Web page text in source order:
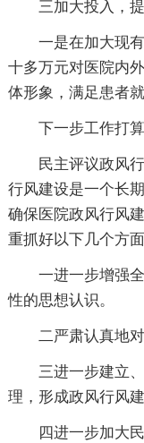
三加大投入，
一是在加大现
十多万元对医院内
体形象，满足患者
下一步工作打算
民主评议政风
行风建设是一个长
确保医院政风行风
重抓好以下几个方
一进一步增强
性的思想认识。
二严肃认真地
三进一步建立
理，形成政风行风
四进一步加大